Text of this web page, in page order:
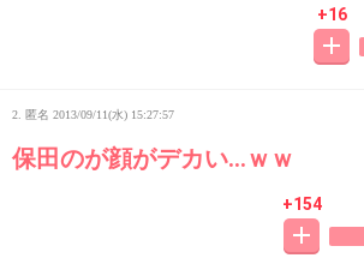
+16
2. 匿名 2013/09/11(水) 15:27:57
保田のが顔がデカい…ｗｗ
+154